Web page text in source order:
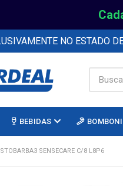
NO ESTADO
BEBIDAS
SENSECARE C/8 L8P6